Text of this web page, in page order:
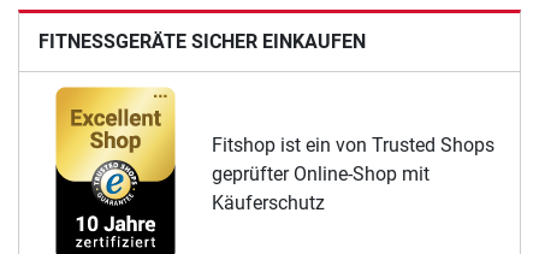
FITNESSGERÄTE SICHER EINKAUFEN
Fitshop ist ein von Trusted Shops
geprüfter Online-Shop mit
Käuferschutz